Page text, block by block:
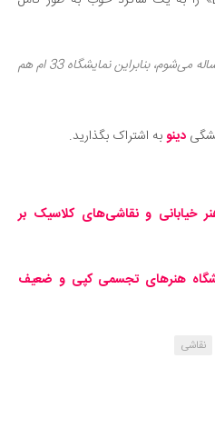
چرا که نه؟ من امسال 77 ساله می‌شوم، بنابراین نمایشگاه 33 ام هم
دینوبه اشتراک بگذارید.
خیابانی و نقاشی‌های کلاسیک بر
هنرهای تجسمی کپی و ضعیف
نقاشی